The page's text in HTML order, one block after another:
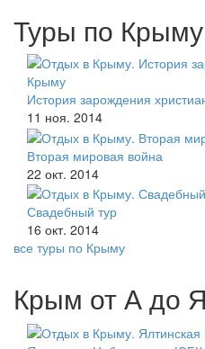
Туры по Крыму
История зарождения
11 ноя. 2014
Вторая мировая война
22 окт. 2014
Свадебный тур
16 окт. 2014
все туры по Крыму
Крым от А до Я